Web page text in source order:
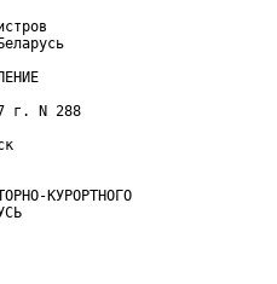
г. N 288
КУРОРТНОГО